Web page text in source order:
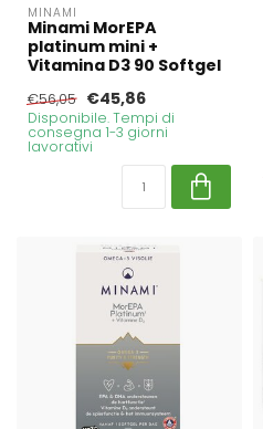
MINAMI
Minami MorEPA
platinum mini +
Vitamina D3 90 Softgel
€56,05 €45,86
Disponibile. Tempi di
consegna 1-3 giorni
lavorativi